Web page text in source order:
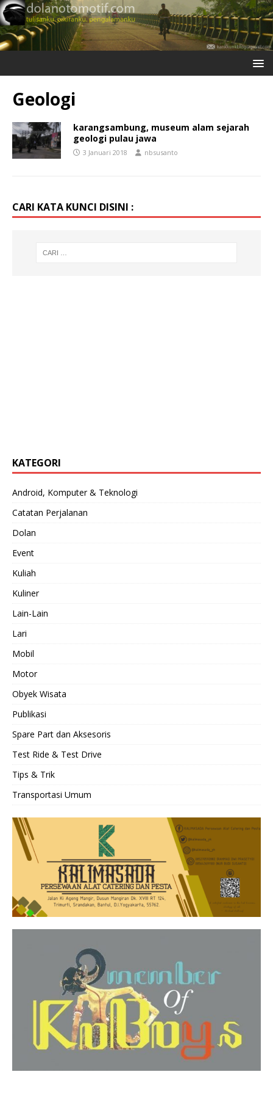
Geologi
karangsambung, museum alam sejarah
geologi pulau jawa
3 Januari 2018 nbsusanto
CARI KATA KUNCI DISINI :
KATEGORI
Android, Komputer & Teknologi
Catatan Perjalanan
Dolan
Event
Kuliah
Kuliner
Lain-Lain
Lari
Mobil
Motor
Obyek Wisata
Publikasi
Spare Part dan Aksesoris
Test Ride & Test Drive
Tips & Trik
Transportasi Umum